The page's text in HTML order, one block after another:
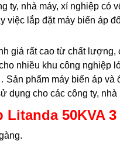
ty, nhà máy, xí nghiệp
việc lắp đặt máy biến áp
giá rất cao từ chất lượng,
nhiều khu công nghiệp
phẩm máy biến áp
dụng cho các công ty, nhà
Litanda50KVA